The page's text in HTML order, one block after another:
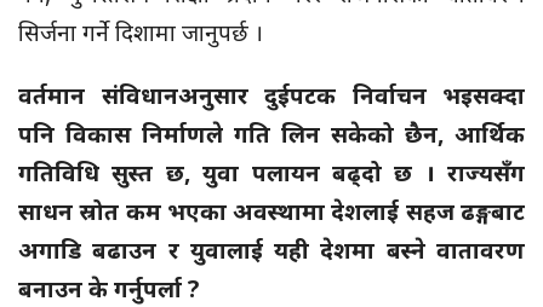
सिर्जना गर्ने दिशामा जानुपर्छ ।
वर्तमान संविधानअनुसार दुईपटक निर्वाचन भइसक्दा
पनि विकास निर्माणले गति लिन सकेको छैन, आर्थिक
गतिविधि सुस्त छ, युवा पलायन बढ्दो छ । राज्यसँग
साधन स्रोत कम भएका अवस्थामा देशलाई सहज ढङ्गबाट
अगाडि बढाउन र युवालाई यही देशमा बस्ने वातावरण
बनाउन के गर्नुपर्ला ?